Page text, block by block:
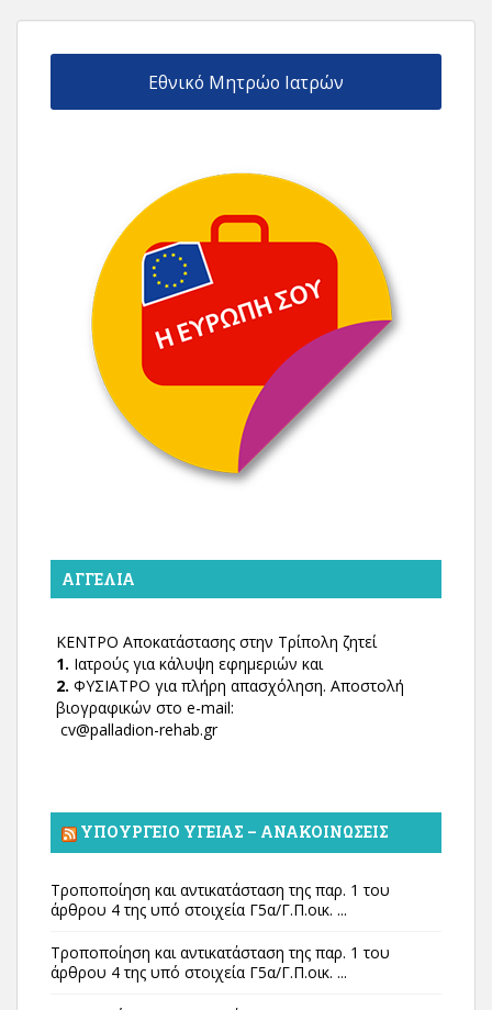
Εθνικό Μητρώο Ιατρών
ΑΓΓΕΛΊΑ
ΚΕΝΤΡΟ Αποκατάστασης στην Τρίπολη ζητεί
1. Ιατρούς για κάλυψη εφημεριών και
2. ΦΥΣΙΑΤΡΟ για πλήρη απασχόληση. Αποστολή
βιογραφικών στο e-mail:
cv@palladion-rehab.gr
ΥΠΟΥΡΓΕΊΟ ΥΓΕΊΑΣ – ΑΝΑΚΟΙΝΏΣΕΙΣ
Τροποποίηση και αντικατάσταση της παρ. 1 του
άρθρου 4 της υπό στοιχεία Γ5α/Γ.Π.οικ. ...
Τροποποίηση και αντικατάσταση της παρ. 1 του
άρθρου 4 της υπό στοιχεία Γ5α/Γ.Π.οικ. ...